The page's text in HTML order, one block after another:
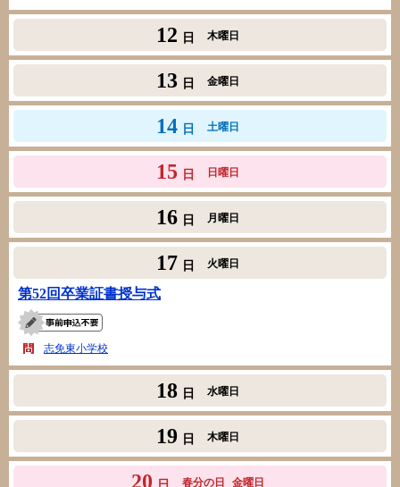
12 日 木曜日
13 日 金曜日
14 日 土曜日
15 日 日曜日
16 日 月曜日
17 日 火曜日
第52回卒業証書授与式
志免東小学校
18 日 水曜日
19 日 木曜日
20 春分の日 金曜日